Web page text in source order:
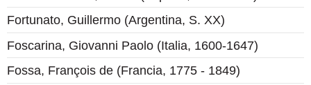
Fortunato, Guillermo (Argentina, S. XX)
Foscarina, Giovanni Paolo (Italia, 1600-1647)
Fossa, François de (Francia, 1775 - 1849)